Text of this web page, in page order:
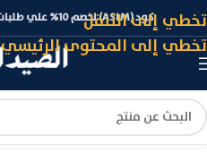
تخطي إلى التنقل
تخطي إلى المحتوى الرئيسي
كود (ASLM) لخصم 10% علي طلبات الجملة الأعلي من 7000 جنيه